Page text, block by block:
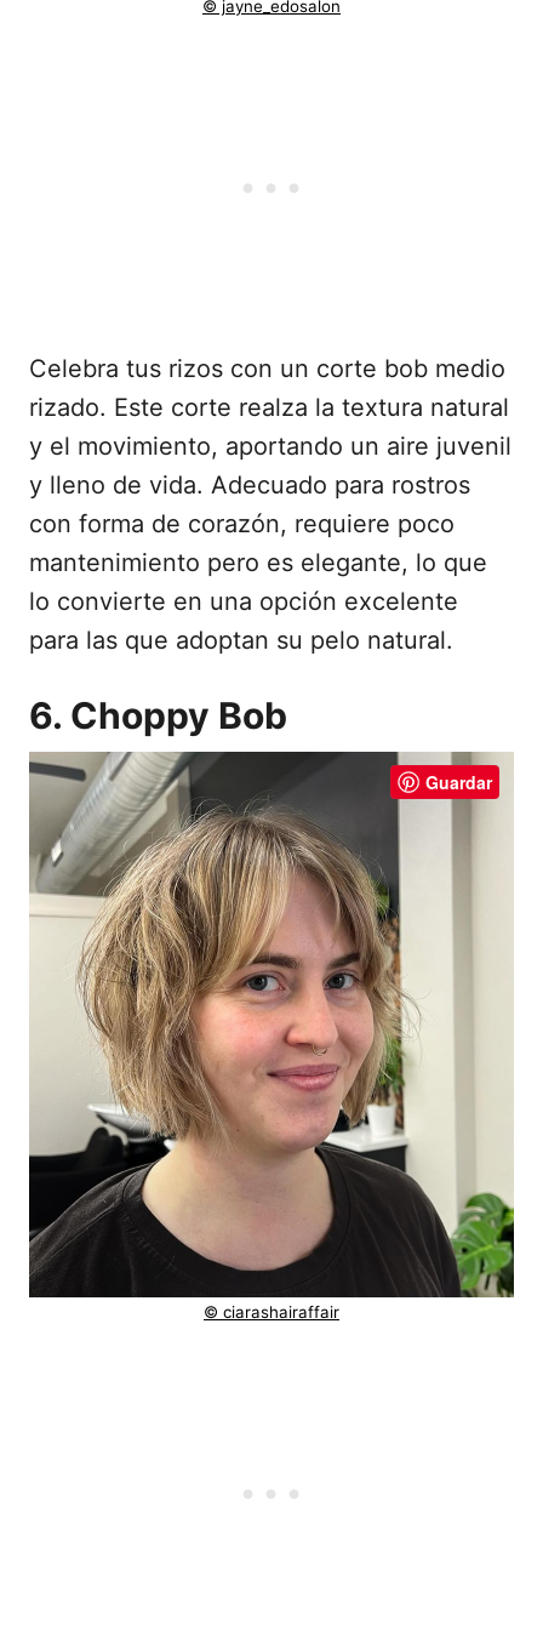
© jayne_edosalon
Celebra tus rizos con un corte bob medio
rizado. Este corte realza la textura natural
y el movimiento, aportando un aire juvenil
y lleno de vida. Adecuado para rostros
con forma de corazón, requiere poco
mantenimiento pero es elegante, lo que
lo convierte en una opción excelente
para las que adoptan su pelo natural.
6. Choppy Bob
Guardar
© ciarashairaffair